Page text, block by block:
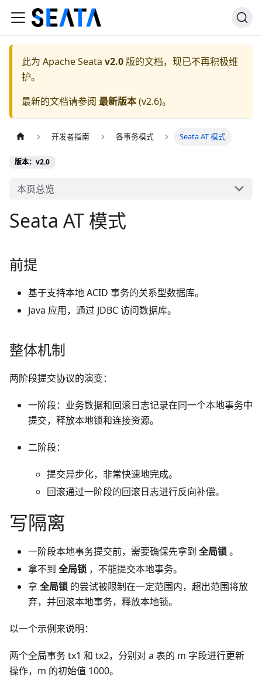
此为 Apache Seata v2.0 版的文档，现已不再积极维
护。
最新的文档请参阅 最新版本(v2.6)。
开发者指南 各事务模式 Seata AT 模式
版本：v2.0
本页总览
Seata AT 模式
前提
基于支持本地 ACID 事务的关系型数据库。
Java 应用，通过 JDBC 访问数据库。
整体机制
两阶段提交协议的演变：
一阶段：业务数据和回滚日志记录在同一个本地事务中
提交，释放本地锁和连接资源。
二阶段：
提交异步化，非常快速地完成。
回滚通过一阶段的回滚日志进行反向补偿。
写隔离
一阶段本地事务提交前，需要确保先拿到 全局锁。
拿不到 全局锁 ，不能提交本地事务。
拿全局锁 的尝试被限制在一定范围内，超出范围将放
弃，并回滚本地事务，释放本地锁。
以一个示例来说明：
两个全局事务 tx1 和 tx2，分别对 a 表的 m 字段进行更新
操作，m 的初始值 1000。